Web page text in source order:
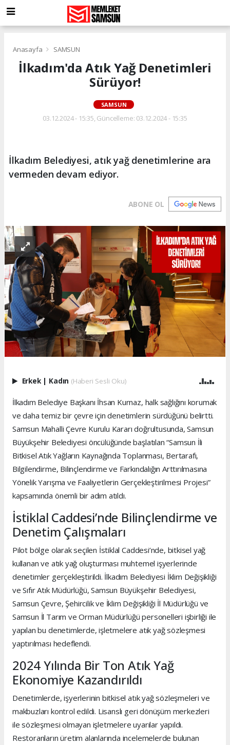
Anasayfa SAMSUN
İlkadım'da Atık Yağ Denetimleri
Sürüyor!
SAMSUN
03.12.2024 - 15:35, Güncelleme: 03.12.2024 - 15:35
İlkadım Belediyesi, atık yağ denetimlerine ara
vermeden devam ediyor.
ABONE OL
Erkek | Kadın (Haberi Sesli Oku)
İlkadım Belediye Başkanı İhsan Kurnaz, halk sağlığını korumak
ve daha temiz bir çevre için denetimlerin sürdüğünü belirtti.
Samsun Mahalli Çevre Kurulu Kararı doğrultusunda, Samsun
Büyükşehir Belediyesi öncülüğünde başlatılan “Samsun İli
Bitkisel Atık Yağların Kaynağında Toplanması, Bertarafı,
Bilgilendirme, Bilinçlendirme ve Farkındalığın Arttırılmasına
Yönelik Yarışma ve Faaliyetlerin Gerçekleştirilmesi Projesi”
kapsamında önemli bir adım atıldı.
İstiklal Caddesi’nde Bilinçlendirme ve
Denetim Çalışmaları
Pilot bölge olarak seçilen İstiklal Caddesi’nde, bitkisel yağ
kullanan ve atık yağ oluşturması muhtemel işyerlerinde
denetimler gerçekleştirildi. İlkadım Belediyesi İklim Değişikliği
ve Sıfır Atık Müdürlüğü, Samsun Büyükşehir Belediyesi,
Samsun Çevre, Şehircilik ve İklim Değişikliği İl Müdürlüğü ve
Samsun İl Tarım ve Orman Müdürlüğü personelleri işbirliği ile
yapılan bu denetimlerde, işletmelere atık yağ sözleşmesi
yaptırılması hedeflendi.
2024 Yılında Bir Ton Atık Yağ
Ekonomiye Kazandırıldı
Denetimlerde, işyerlerinin bitkisel atık yağ sözleşmeleri ve
makbuzları kontrol edildi. Lisanslı geri dönüşüm merkezleri
ile sözleşmesi olmayan işletmelere uyarılar yapıldı.
Restoranların üretim alanlarında incelemelerde bulunan